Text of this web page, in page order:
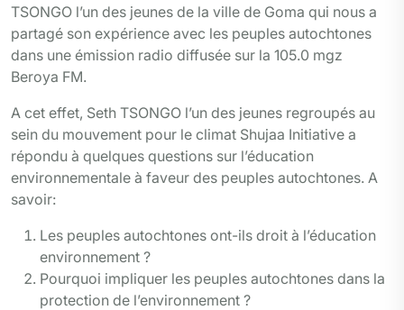
TSONGO l’un des jeunes de la ville de Goma qui nous a
partagé son expérience avec les peuples autochtones
dans une émission radio diffusée sur la 105.0 mgz
Beroya FM.
A cet effet, Seth TSONGO l’un des jeunes regroupés au
sein du mouvement pour le climat Shujaa Initiative a
répondu à quelques questions sur l’éducation
environnementale à faveur des peuples autochtones. A
savoir:
Les peuples autochtones ont-ils droit à l’éducation
environnement ?
Pourquoi impliquer les peuples autochtones dans la
protection de l’environnement ?